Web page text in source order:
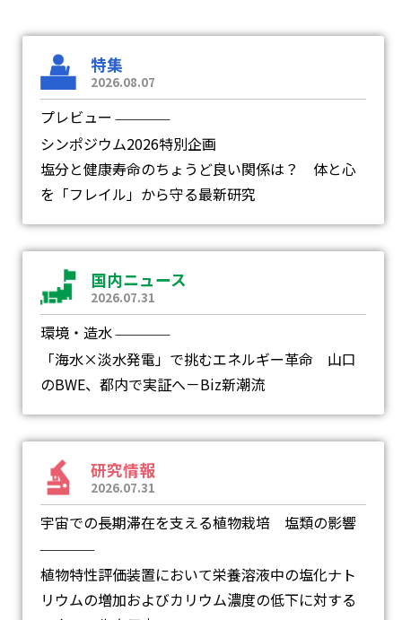
特集
2026.08.07
プレビュー ―
シンポジウム2026特別企画
塩分と健康寿命のちょうど良い関係は？ 体と心
を「フレイル」から守る最新研究
国内ニュース
2026.07.31
環境・造水 ―
「海水×淡水発電」で挑むエネルギー革命 山口
のBWE、都内で実証へ－Biz新潮流
研究情報
2026.07.31
宇宙での長期滞在を支える植物栽培 塩類の影響
―
植物特性評価装置において栄養溶液中の塩化ナト
リウムの増加およびカリウム濃度の低下に対する